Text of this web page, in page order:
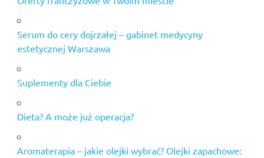
Serum do cery dojrzałej – gabinet medycyny
estetycznej Warszawa
Suplementy dla Ciebie
Dieta? A może już operacja?
Aromaterapia – jakie olejki wybrać? Olejki zapachowe: